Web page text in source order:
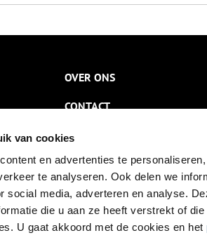
van cookies
en advertenties te
te analyseren. Ook delen we
social media, adverteren en analyse.
die u aan ze heeft verstrekt of
U gaat akkoord met de cookies en het
OVER ONS
CONTACT
NIEUWSBRIEF
DISCLAIMER
PRIVACY
TOEGANKELIJKHEID